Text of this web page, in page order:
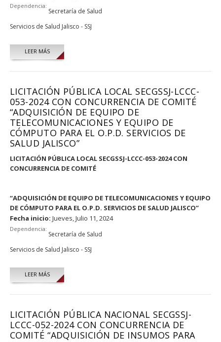
Dependencia:
Secretaría de Salud
Servicios de Salud Jalisco - SSJ
LEER MÁS
LICITACIÓN PÚBLICA LOCAL SECGSSJ-LCCC-
053-2024 CON CONCURRENCIA DE COMITÉ
“ADQUISICIÓN DE EQUIPO DE
TELECOMUNICACIONES Y EQUIPO DE
CÓMPUTO PARA EL O.P.D. SERVICIOS DE
SALUD JALISCO”
LICITACIÓN PÚBLICA LOCAL SECGSSJ-LCCC-053-2024 CON
CONCURRENCIA DE COMITÉ
“ADQUISICIÓN DE EQUIPO DE TELECOMUNICACIONES Y EQUIPO
DE CÓMPUTO PARA EL O.P.D. SERVICIOS DE SALUD JALISCO”
Fecha inicio: Jueves, Julio 11, 2024
Dependencia:
Secretaría de Salud
Servicios de Salud Jalisco - SSJ
LEER MÁS
LICITACIÓN PÚBLICA NACIONAL SECGSSJ-
LCCC-052-2024 CON CONCURRENCIA DE
COMITÉ “ADQUISICIÓN DE INSUMOS PARA